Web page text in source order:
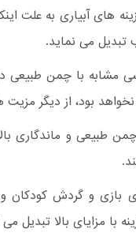
های آبیاری به علت
تبدیل می نماید.
مشابه با چمن طبیعی
بود، از دیگر
طبیعی و ماندگاری
بازی و گردش کودکان
با مزایای بالا تبدیل